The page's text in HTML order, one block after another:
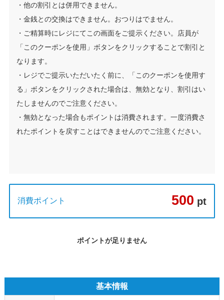
・他の割引とは併用できません。
・金銭との交換はできません。おつりはでません。
・ご精算時にレジにてこの画面をご提示ください。店員が
「このクーポンを使用」ボタンをクリックすることで割引と
なります。
・レジでご提示いただいたく前に、「このクーポンを使用す
る」ボタンをクリックされた場合は、無効となり、割引はい
たしませんのでご注意ください。
・無効となった場合もポイントは消費されます。一度消費さ
れたポイントを戻すことはできませんのでご注意ください。
消費ポイント 500 pt
ポイントが足りません
基本情報